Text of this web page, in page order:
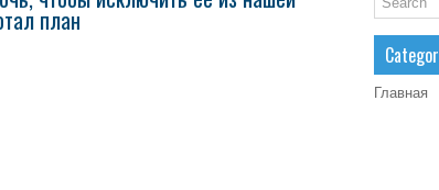
план
Главная